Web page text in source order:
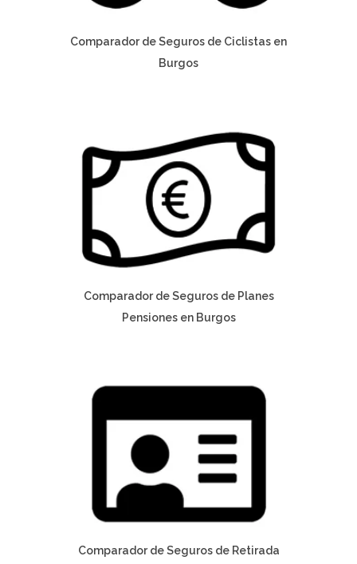
Comparador de Seguros de Ciclistas en
Burgos
Comparador de Seguros de Planes
Pensiones en Burgos
Comparador de Seguros de Retirada